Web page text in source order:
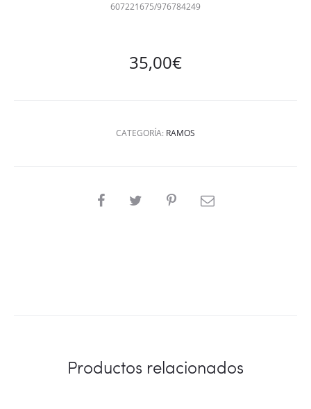
607221675/976784249
35,00€
CATEGORÍA: RAMOS
SHARE
Productos relacionados